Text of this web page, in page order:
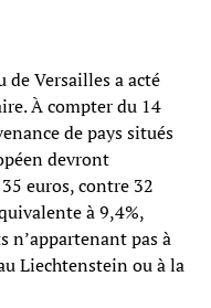
de Versailles a acté
À compter du 14
de pays situés
devront
euros, contre 32
à 9,4%,
n’appartenant pas à
Liechtenstein ou à la